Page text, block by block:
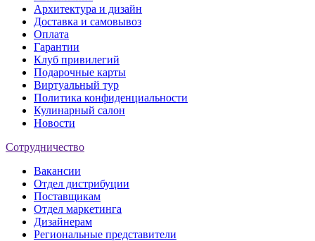
Архитектура и дизайн
Доставка и самовывоз
Оплата
Гарантии
Клуб привилегий
Подарочные карты
Виртуальный тур
Политика конфиденциальности
Кулинарный салон
Новости
Сотрудничество
Вакансии
Отдел дистрибуции
Поставщикам
Отдел маркетинга
Дизайнерам
Региональные представители